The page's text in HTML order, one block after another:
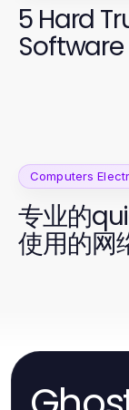
5 Hard
Computers
专业的
使用的网